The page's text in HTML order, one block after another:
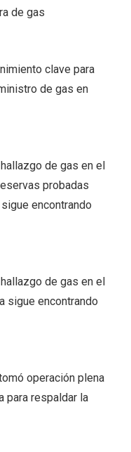
de gas
clave para
de gas en
de gas en el
probadas
encontrando
de gas en el
sigue encontrando
operación plena
para respaldar la